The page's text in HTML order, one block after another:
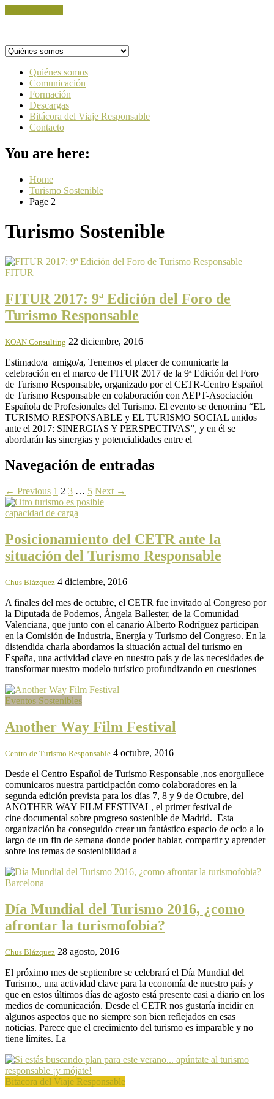
Quiénes somos
Comunicación
Formación
Descargas
Bitácora del Viaje Responsable
Contacto
You are here:
Home
Turismo Sostenible
Page 2
Turismo Sostenible
FITUR
FITUR 2017: 9ª Edición del Foro de
Turismo Responsable
KOAN Consulting 22 diciembre, 2016
Estimado/a amigo/a, Tenemos el placer de comunicarte la
celebración en el marco de FITUR 2017 de la 9ª Edición del Foro
de Turismo Responsable, organizado por el CETR-Centro Español
de Turismo Responsable en colaboración con AEPT-Asociación
Española de Profesionales del Turismo. El evento se denomina “EL
TURISMO RESPONSABLE y EL TURISMO SOCIAL unidos
ante el 2017: SINERGIAS Y PERSPECTIVAS”, y en él se
abordarán las sinergias y potencialidades entre el
Navegación de entradas
← Previous 1 2 3 … 5 Next →
capacidad de carga
Posicionamiento del CETR ante la
situación del Turismo Responsable
Chus Blázquez 4 diciembre, 2016
A finales del mes de octubre, el CETR fue invitado al Congreso por
la Diputada de Podemos, Àngela Ballester, de la Comunidad
Valenciana, que junto con el canario Alberto Rodríguez participan
en la Comisión de Industria, Energía y Turismo del Congreso. En la
distendida charla abordamos la situación actual del turismo en
España, una actividad clave en nuestro país y de las necesidades de
transformar nuestro modelo turístico profundizando en cuestiones
Eventos Sostenibles
Another Way Film Festival
Centro de Turismo Responsable 4 octubre, 2016
Desde el Centro Español de Turismo Responsable ,nos enorgullece
comunicaros nuestra participación como colaboradores en la
segunda edición prevista para los días 7, 8 y 9 de Octubre, del
ANOTHER WAY FILM FESTIVAL, el primer festival de
cine documental sobre progreso sostenible de Madrid. Esta
organización ha conseguido crear un fantástico espacio de ocio a lo
largo de un fin de semana donde poder hablar, compartir y aprender
sobre los temas de sostenibilidad a
Barcelona
Día Mundial del Turismo 2016, ¿como
afrontar la turismofobia?
Chus Blázquez 28 agosto, 2016
El próximo mes de septiembre se celebrará el Día Mundial del
Turismo., una actividad clave para la economía de nuestro país y
que en estos últimos días de agosto está presente casi a diario en los
medios de comunicación. Desde el CETR nos gustaría incidir en
algunos aspectos que no siempre son bien reflejados en esas
noticias. Parece que el crecimiento del turismo es imparable y no
tiene límites. La
Bitacora del Viaje Responsable